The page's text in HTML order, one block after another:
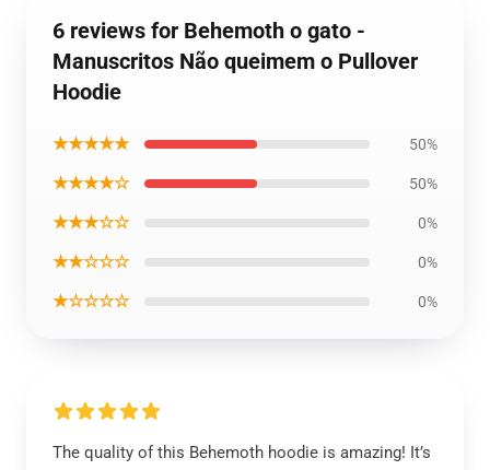
6 reviews for Behemoth o gato -
Manuscritos Não queimem o Pullover
Hoodie
★★★★★ 50%
★★★★☆ 50%
★★★☆☆ 0%
★★☆☆☆ 0%
★☆☆☆☆ 0%
The quality of this Behemoth hoodie is amazing! It’s